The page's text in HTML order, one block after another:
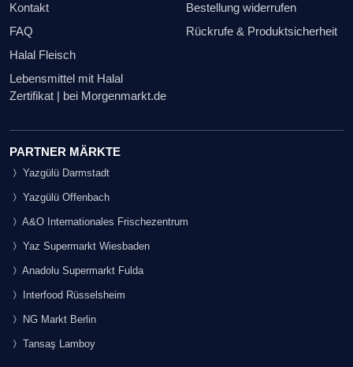
Kontakt
FAQ
Halal Fleisch
Lebensmittel mit Halal
Zertifikat | bei Morgenmarkt.de
Bestellung widerrufen
Rückrufe & Produktsicherheit
PARTNER MÄRKTE
Yazgülü Darmstadt
Yazgülü Offenbach
A&O Internationales Frischezentrum
Yaz Supermarkt Wiesbaden
Anadolu Supermarkt Fulda
Interfood Rüsselsheim
NG Markt Berlin
Tansaş Lamboy